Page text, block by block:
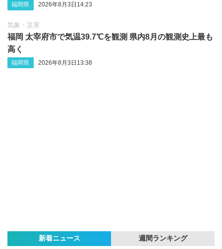
福岡県 2026年8月3日14:23
気象・災害
福岡 太宰府市で気温39.7℃を観測 県内8月の観測史上最も
高く
福岡県 2026年8月3日13:38
新着ニュース 週間ランキング